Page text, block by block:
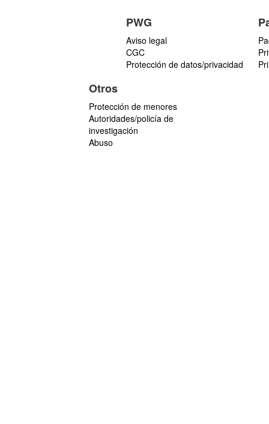
PWG
Aviso legal
CGC
Protección de datos/privacidad
Otros
Protección de menores
Autoridades/policía de
investigación
Abuso